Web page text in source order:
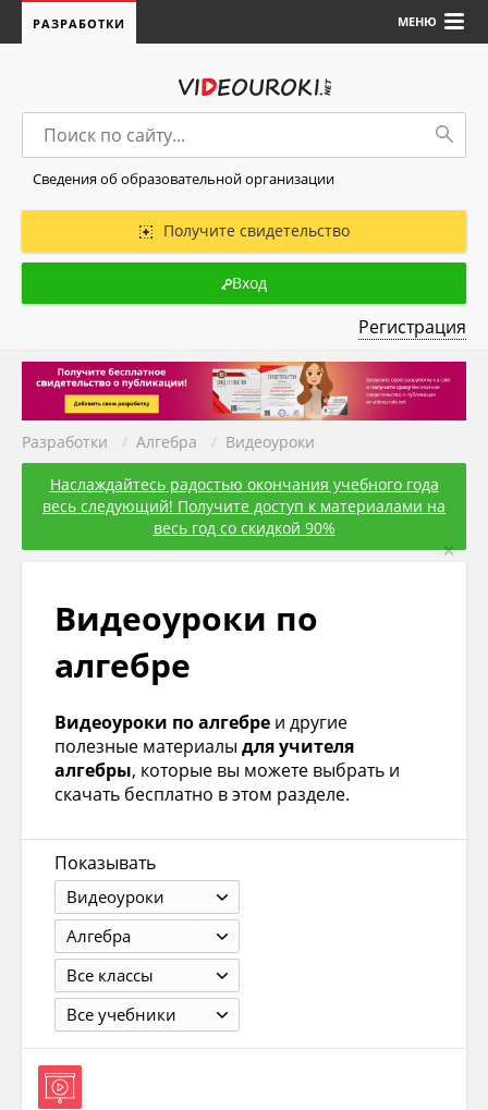
МЕНЮ
РАЗРАБОТКИ
Сведения об образовательной организации
Получите свидетельство
Вход
Регистрация
Разработки / Алгебра / Видеоуроки
Наслаждайтесь радостью окончания учебного года
весь следующий! Получите доступ к материалами на
весь год со скидкой 90%
×
Видеоуроки по
алгебре
Видеоуроки по алгебре и другие
полезные материалы для учителя
алгебры, которые вы можете выбрать и
скачать бесплатно в этом разделе.
Показывать
Видеоуроки
Алгебра
Все классы
Все учебники